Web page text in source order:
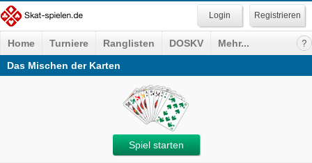
Registrieren
Home Turniere Ranglisten DOSKV
Mehr...
Das Mischen der Karten
Spiel starten